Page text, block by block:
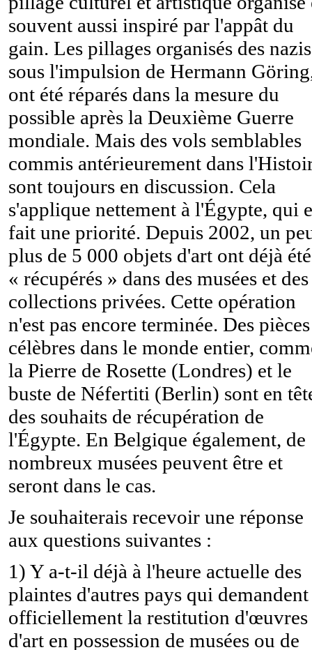
souvent aussi inspiré par l'appât du
gain. Les pillages organisés des
sous l'impulsion de Hermann
ont été réparés dans la mesure du
possible après la Deuxième Guerre
mondiale. Mais des vols semblables
commis antérieurement dans
sont toujours en discussion. Cela
s'applique nettement à l'Égypte, qui
fait une priorité. Depuis 2002, un
plus de 5 000 objets d'art ont déjà été
« récupérés » dans des musées et des
collections privées. Cette opération
n'est pas encore terminée. Des pièces
célèbres dans le monde entier,
la Pierre de Rosette (Londres) et le
buste de Néfertiti (Berlin) sont en
des souhaits de récupération de
l'Égypte. En Belgique également, de
nombreux musées peuvent être et
seront dans le cas.
Je souhaiterais recevoir une réponse
aux questions suivantes :
1) Y a-t-il déjà à l'heure actuelle des
plaintes d'autres pays qui demandent
officiellement la restitution d'œuvres
d'art en possession de musées ou de